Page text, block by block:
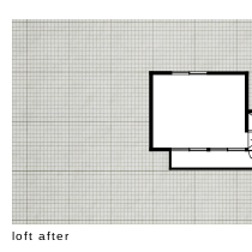
loft after